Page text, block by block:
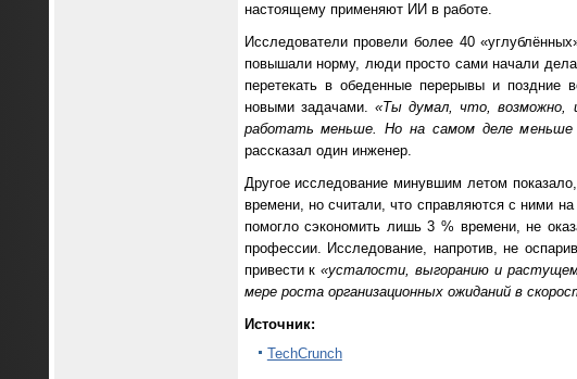
настоящему применяют ИИ в работе.
Исследователи провели более 40
повышали норму, люди просто сами начали
перетекать в обеденные перерывы и поздние
новыми задачами. «Ты думал, что, возможно,
работать меньше. Но на самом деле
рассказал один инженер.
Другое исследование минувшим летом
времени, но считали, что справляются с ними
помогло сэкономить лишь 3 % времени, не
профессии. Исследование, напротив, не
привести к«усталости, выгоранию и
мере роста организационных ожиданий в
Источник:
TechCrunch